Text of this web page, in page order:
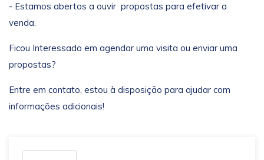
- Estamos abertos a ouvir propostas para efetivar a
venda.
Ficou Interessado em agendar uma visita ou enviar uma
propostas?
Entre em contato, estou à disposição para ajudar com
informações adicionais!